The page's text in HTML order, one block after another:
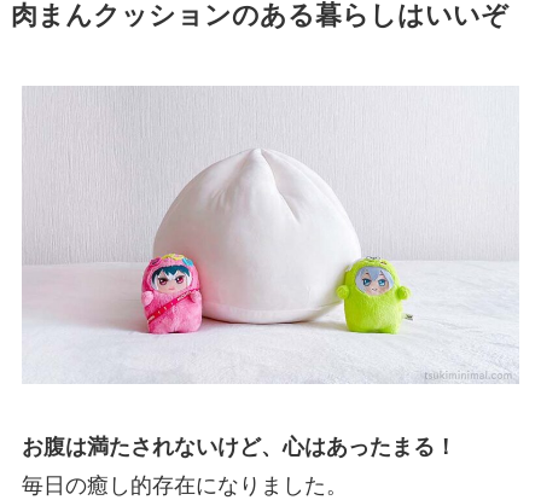
肉まんクッションのある暮らしはいいぞ
お腹は満たされないけど、心はあったまる！
毎日の癒し的存在になりました。